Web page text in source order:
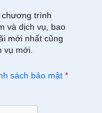
chương trình
và dịch vụ, bao
mới nhất cũng
vụ mới.
sách bảo mật *